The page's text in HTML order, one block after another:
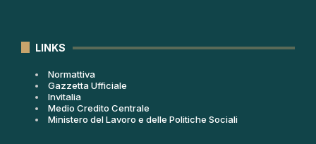
LINKS
Normattiva
Gazzetta Ufficiale
Invitalia
Medio Credito Centrale
Ministero del Lavoro e delle Politiche Sociali